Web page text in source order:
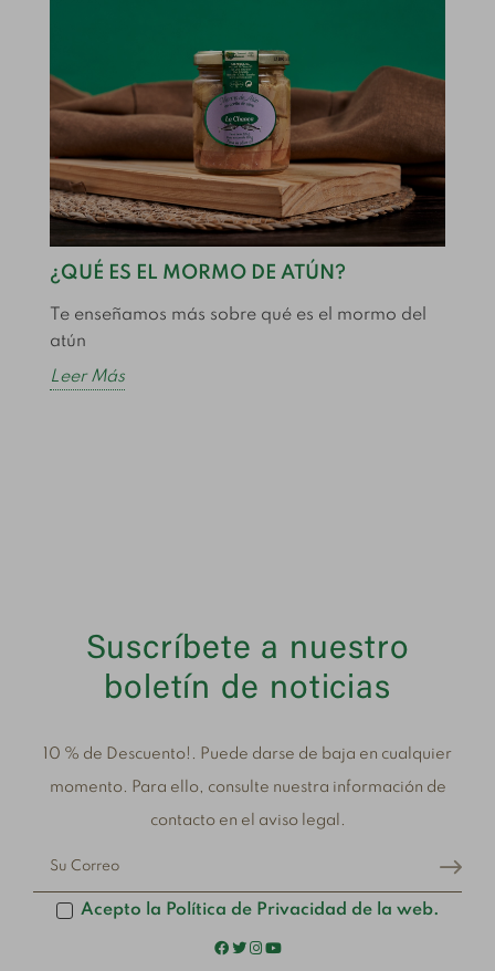
¿QUÉ ES EL MORMO DE ATÚN?
Te enseñamos más sobre qué es el mormo del
atún
Leer Más
Suscríbete a nuestro
boletín de noticias
10 % de Descuento!. Puede darse de baja en cualquier
momento. Para ello, consulte nuestra información de
contacto en el aviso legal.
Acepto la Política de Privacidad de la web.